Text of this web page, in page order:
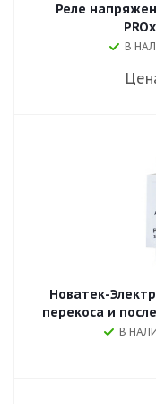
Реле
В
Новатек-
перекоса и
В